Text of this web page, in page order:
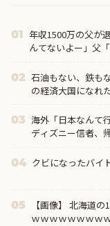
01 年収1500万の父が
んてないよー」父
02 石油もない、鉄も
の経済大国になれ
03 海外「日本なんて
ディズニー信者、
04 クビになったバイ
05
【画像】 北海道
ｗｗｗｗｗｗｗｗ